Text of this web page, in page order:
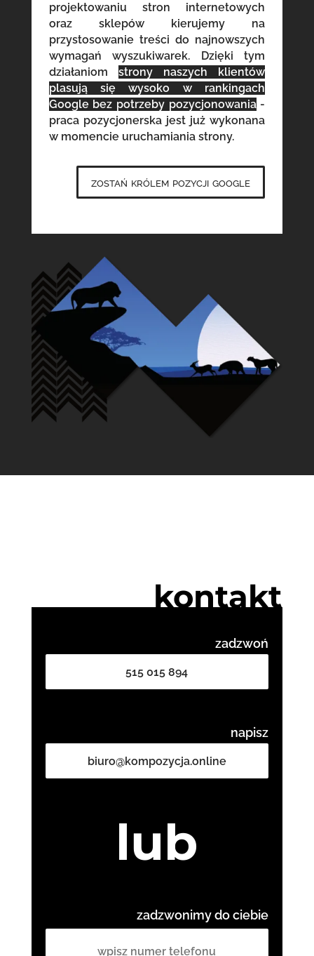
projektowaniu stron internetowych
oraz sklepów kierujemy na
przystosowanie treści do najnowszych
wymagań wyszukiwarek. Dzięki tym
działaniom strony naszych klientów
plasują się wysoko w rankingach
Google bez potrzeby pozycjonowania-
praca pozycjonerska jest już wykonana
w momencie uruchamiania strony.
zostań królem pozycji google
kontakt
zadzwoń
515 015 894
napisz
biuro@kompozycja.online
lub
zadzwonimy do ciebie